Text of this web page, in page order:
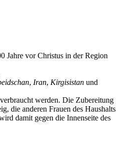
Jahre vor Christus in der Region
, Iran, Kirgisistan und
werden. Die Zubereitung
die anderen Frauen des Haushalts
damit gegen die Innenseite des